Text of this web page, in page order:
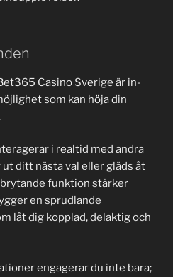
Casino Sverige är in-
som kan höja din
i realtid med andra
ditt nästa val eller gläds åt
funktion stärker
en sprudlande
låt dig kopplad, delaktig och
engagerar du inte bara;